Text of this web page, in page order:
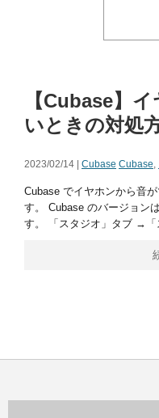
【Cubase】
いときの対処方
2023/02/14 | Cubase Cubase,
Cubase でイヤホンから音
す。 Cubase のバージョン
す。 「スタジオ」タブ →「